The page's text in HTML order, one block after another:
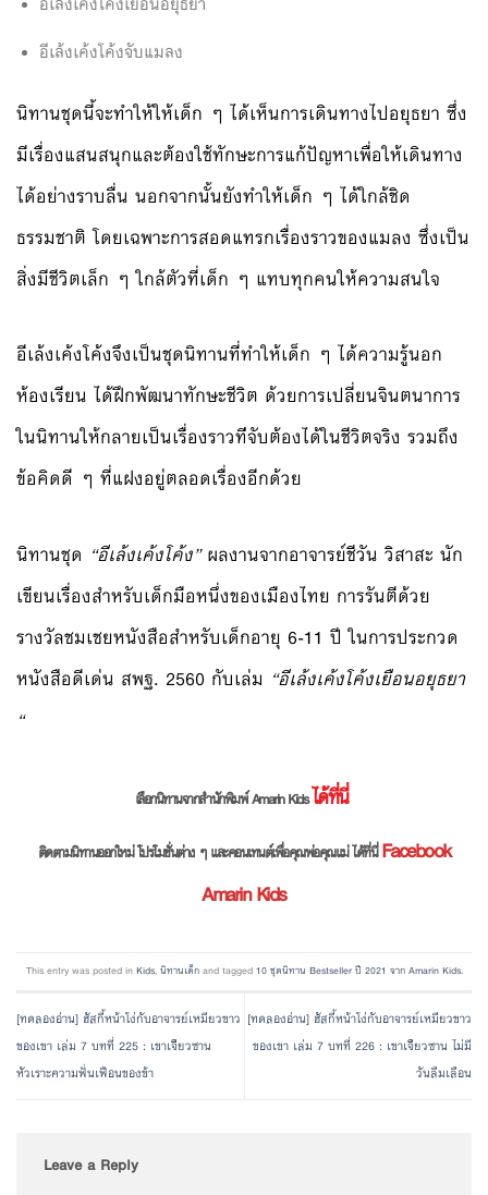
อีเล้งเค้งโค้งจับแมลง
นิทานชุดนี้จะทำให้ให้เด็ก ๆ ได้เห็นการเดินทางไปอยุธยา ซึ่ง
มีเรื่องแสนสนุกและต้องใช้ทักษะการแก้ปัญหาเพื่อให้เดินทาง
ได้อย่างราบลื่น นอกจากนั้นยังทำให้เด็ก ๆ ได้ใกล้ชิด
ธรรมชาติ โดยเฉพาะการสอดแทรกเรื่องราวของแมลง ซึ่งเป็น
สิ่งมีชีวิตเล็ก ๆ ใกล้ตัวที่เด็ก ๆ แทบทุกคนให้ความสนใจ
อีเล้งเค้งโค้งจึงเป็นชุดนิทานที่ทำให้เด็ก ๆ ได้ความรู้นอก
ห้องเรียน ได้ฝึกพัฒนาทักษะชีวิต ด้วยการเปลี่ยนจินตนาการ
ในนิทานให้กลายเป็นเรื่องราวที่จับต้องได้ในชีวิตจริง รวมถึง
ข้อคิดดี ๆ ที่แฝงอยู่ตลอดเรื่องอีกด้วย
นิทานชุด “อีเล้งเค้งโค้ง”ผลงานจากอาจารย์ชีวัน วิสาสะ นัก
เขียนเรื่องสำหรับเด็กมือหนึ่งของเมืองไทย การรันตีด้วย
รางวัลชมเชยหนังสือสำหรับเด็กอายุ 6-11 ปี ในการประกวด
หนังสือดีเด่น สพฐ. 2560 กับเล่ม “อีเล้งเค้งโค้งเยือนอยุธยา
“
เลือกนิทานจากสำนักพิมพ์ Amarin Kidsได้ที่นี่
ติดตามนิทานออกใหม่ โปรโมชั่นต่าง ๆ และคอนเทนต์เพื่อคุณพ่อคุณแม่ ได้ที่นี่Facebook
Amarin Kids
This entry was posted inKids,นิทานเด็กand tagged10 ชุดนิทาน Bestseller ปี 2021 จาก Amarin Kids.
[ทดลองอ่าน] ฮัสกี้หน้าโง่กับอาจารย์เหมียวขาว
ของเขา เล่ม 7 บทที่ 225 : เขาเจียวซาน
หัวเราะความฟั่นเฟือนของข้า
[ทดลองอ่าน] ฮัสกี้หน้าโง่กับอาจารย์เหมียวขาว
ของเขา เล่ม 7 บทที่ 226 : เขาเจียวซาน ไม่มี
วันลืมเลือน
Leave a Reply